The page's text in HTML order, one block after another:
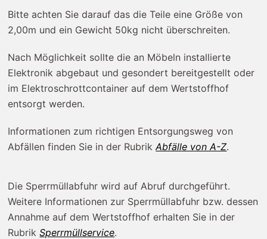
Bitte achten Sie darauf das die Teile eine Größe von
2,00m und ein Gewicht 50kg nicht überschreiten.
Nach Möglichkeit sollte die an Möbeln installierte
Elektronik abgebaut und gesondert bereitgestellt oder
im Elektroschrottcontainer auf dem Wertstoffhof
entsorgt werden.
Informationen zum richtigen Entsorgungsweg von
Abfällen finden Sie in der RubrikAbfälle von A-Z.
Die Sperrmüllabfuhr wird auf Abruf durchgeführt.
Weitere Informationen zur Sperrmüllabfuhr bzw. dessen
Annahme auf dem Wertstoffhof erhalten Sie in der
RubrikSperrmüllservice.